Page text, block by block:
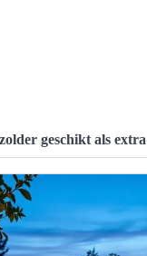
geschikt als